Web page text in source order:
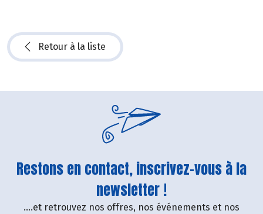
Retour à la liste
Restons en contact, inscrivez-vous à la
newsletter !
....et retrouvez nos offres, nos événements et nos